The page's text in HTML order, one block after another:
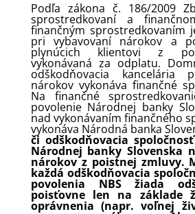
Podľa zákona č. 186/2009
sprostredkovaní a
finančným sprostredkovaním
pri vybavovaní nárokov a
plynúcich klientovi z
vykonávaná za odplatu.
odškodňovacia kancelária
nárokov vykonáva finančné
Na finančné
povolenie Národnej banky
nad vykonávaním finančného
vykonáva Národná banka
či odškodňovacia
Národnej banky Slovenska
nárokov z poistnej zmluvy.
každá odškodňovacia
povolenia NBS žiada
poisťovne len na základe
oprávnenia (napr. voľnej